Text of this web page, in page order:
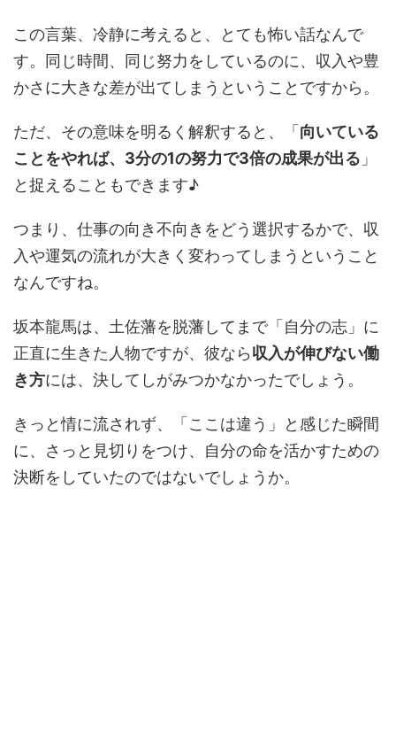
この言葉、冷静に考えると、とても怖い話なんで
す。同じ時間、同じ努力をしているのに、収入や豊
かさに大きな差が出てしまうということですから。
ただ、その意味を明るく解釈すると、「 向いている
ことをやれば、3分の1の努力で3倍の成果が出る 」
と捉えることもできます♪
つまり、仕事の向き不向きをどう選択するかで、収
入や運気の流れが大きく変わってしまうということ
なんですね。
坂本龍馬は、土佐藩を脱藩してまで「自分の志」に
正直に生きた人物ですが、彼なら収入が伸びない働
き方には、決してしがみつかなかったでしょう。
きっと情に流されず、「ここは違う」と感じた瞬間
に、さっと見切りをつけ、自分の命を活かすための
決断をしていたのではないでしょうか。